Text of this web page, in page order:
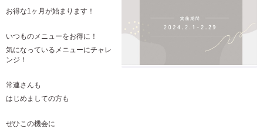
お得な1ヶ月が始まります ！
いつものメニューをお得に！
気になっているメニューにチャレ
ンジ！
常連さんも
はじめましての方も
ぜひこの機会に